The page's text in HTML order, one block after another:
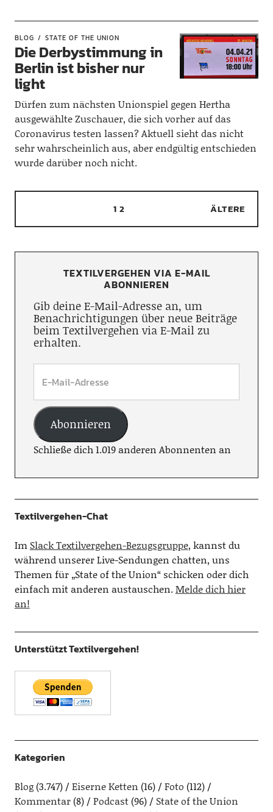
BLOG STATE OF THE UNION
Die Derbystimmung in
Berlin ist bisher nur
light
Dürfen zum nächsten Unionspiel gegen Hertha
ausgewählte Zuschauer, die sich vorher auf das
Coronavirus testen lassen? Aktuell sieht das nicht
sehr wahrscheinlich aus, aber endgültig entschieden
wurde darüber noch nicht.
1 2 ÄLTERE
TEXTILVERGEHEN VIA E-MAIL
ABONNIEREN
Gib deine E-Mail-Adresse an, um
Benachrichtigungen über neue Beiträge
beim Textilvergehen via E-Mail zu
erhalten.
Abonnieren
Schließe dich 1.019 anderen Abonnenten an
Textilvergehen-Chat
Im Slack Textilvergehen-Bezugsgruppe, kannst du
während unserer Live-Sendungen chatten, uns
Themen für „State of the Union“ schicken oder dich
einfach mit anderen austauschen.Melde dich hier
an!
Unterstützt Textilvergehen!
Kategorien
Blog(3.747) Eiserne Ketten (16) Foto (112)
Kommentar(8) Podcast(96)
State of the Union